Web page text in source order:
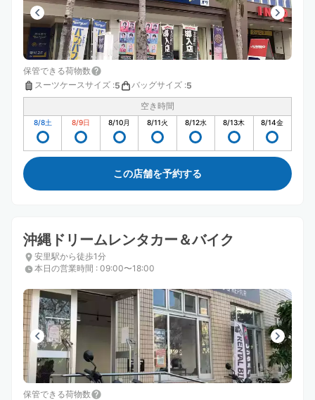
保管できる荷物数
スーツケースサイズ :5 バッグサイズ :5
空き時間
8/8土 8/9日 8/10月 8/11火 8/12水 8/13木 8/14金
この店舗を予約する
沖縄ドリームレンタカー＆バイク
安里駅から徒歩1分
本日の営業時間 : 09:00〜18:00
保管できる荷物数